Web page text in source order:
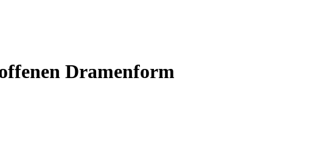
Dramenform